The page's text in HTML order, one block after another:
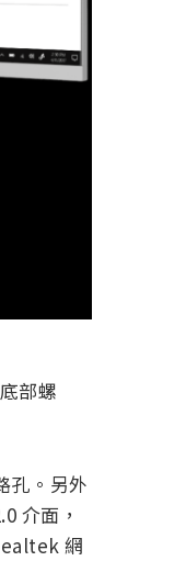
部螺
孔。另外
介面，
網